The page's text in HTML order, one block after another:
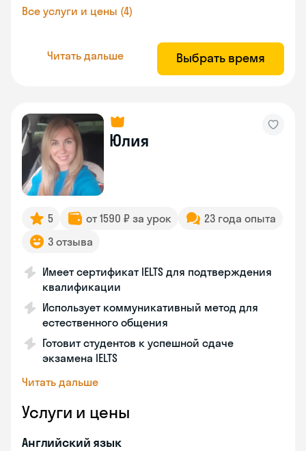
Все услуги и цены (4)
Читать дальше Выбрать время
Юлия
5 от 1590 ₽ за урок
23 года опыта
3 отзыва
Имеет сертификат IELTS для подтверждения
квалификации
Использует коммуникативный метод для
естественного общения
Готовит студентов к успешной сдаче
экзамена IELTS
Читать дальше
Услуги и цены
Английский язык